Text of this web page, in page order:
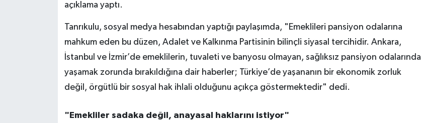
açıklama yaptı.
Tanrıkulu, sosyal medya hesabından yaptığı paylaşımda, "Emeklileri pansiyon odalarına
mahkum eden bu düzen, Adalet ve Kalkınma Partisinin bilinçli siyasal tercihidir. Ankara,
İstanbul ve İzmir’de emeklilerin, tuvaleti ve banyosu olmayan, sağlıksız pansiyon odalarında
yaşamak zorunda bırakıldığına dair haberler; Türkiye’de yaşananın bir ekonomik zorluk
değil, örgütlü bir sosyal hak ihlali olduğunu açıkça göstermektedir" dedi.
"Emekliler sadaka değil, anayasal haklarını istiyor"